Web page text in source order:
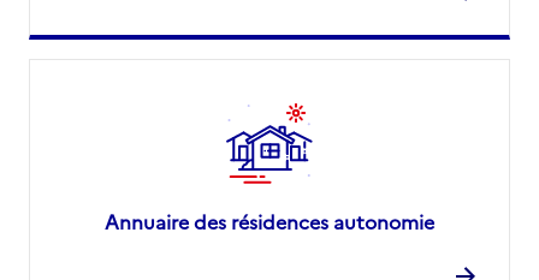
Annuaire des résidences autonomie